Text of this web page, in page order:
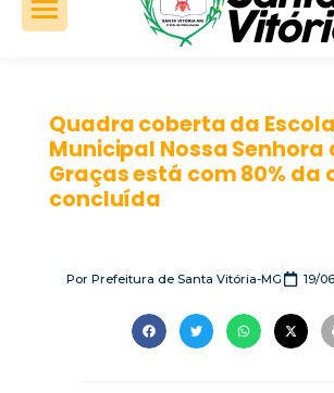
Quadra coberta da Escola
Municipal Nossa Senhora
Graças está com 80% da
concluída
Por Prefeitura de Santa Vitória-MG 19/